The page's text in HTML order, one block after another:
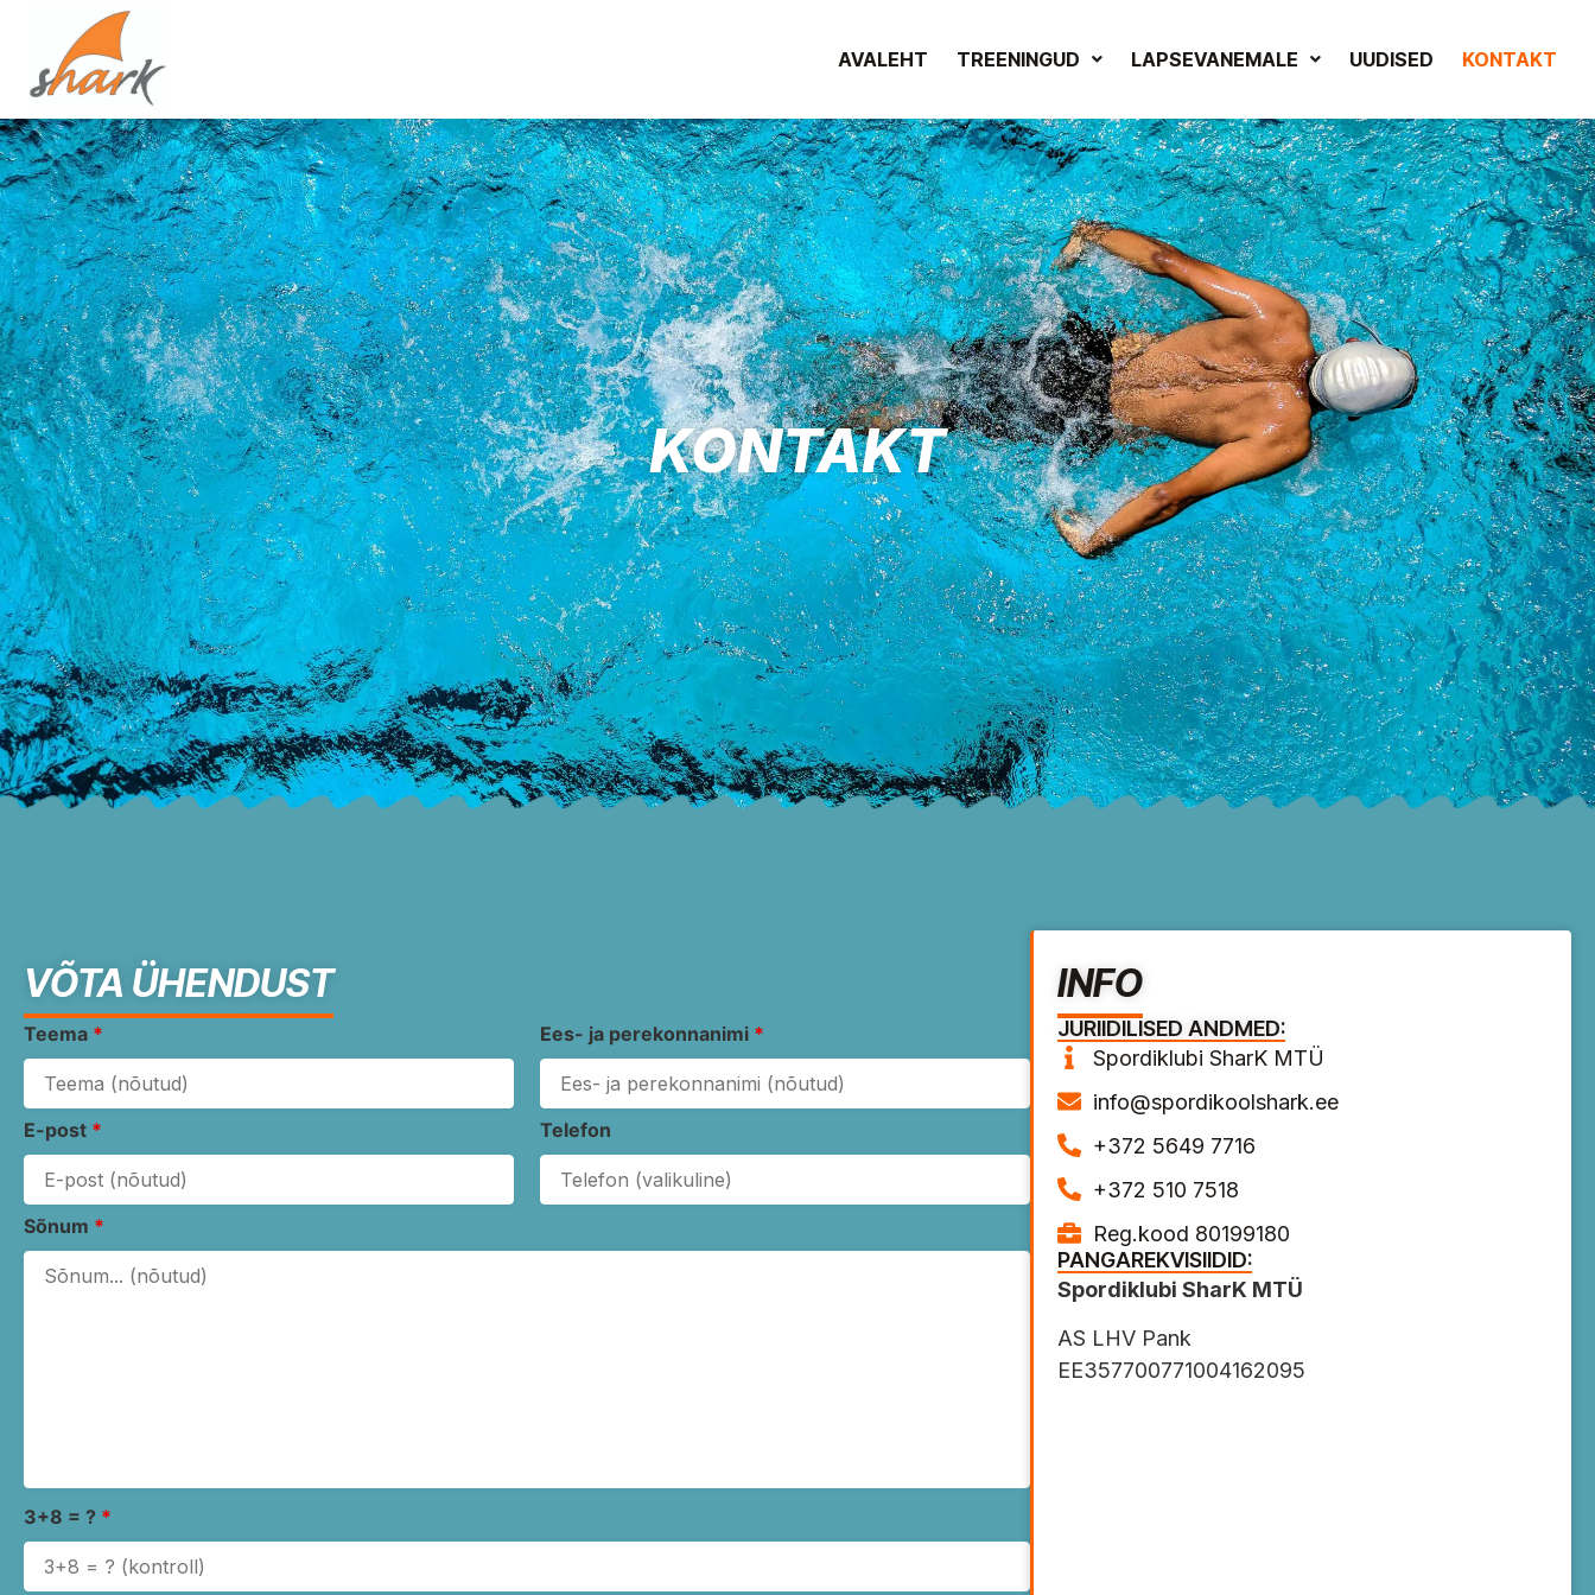
AVALEHT TREENINGUD LAPSEVANEMALE UUDISED KONTAKT
KONTAKT
VÕTA ÜHENDUST
Teema * Ees- ja perekonnanimi *
E-post * Telefon
Sõnum *
3+8 = ? *
INFO
JURIIDILISED ANDMED:
Spordiklubi SharK MTÜ
info@spordikoolshark.ee
+372 5649 7716
+372 510 7518
Reg.kood 80199180
PANGAREKVISIIDID:
Spordiklubi SharK MTÜ
AS LHV Pank
EE357700771004162095